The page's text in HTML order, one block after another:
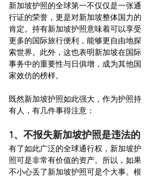
新加坡护照的全球第一不仅仅是一张通
行证的荣誉，更是对新加坡整体国力的
肯定。持有新加坡护照意味着可以享受
更多的国际旅行便利，能够更自由地探
索世界。此外，这也表明新加坡在国际
事务中的重要性与日俱增，成为其他国
家效仿的榜样。
既然新加坡护照如此强大，作为护照持
有人，有几件事得注意：
1、不报失新加坡护照是违法的
有了如此广泛的全球通行权，新加坡护
照可是非常有价值的资产。所以，如果
不小心丢了新加坡护照可是个大事。根